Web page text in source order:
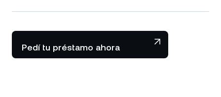
Pedí tu préstamo ahora